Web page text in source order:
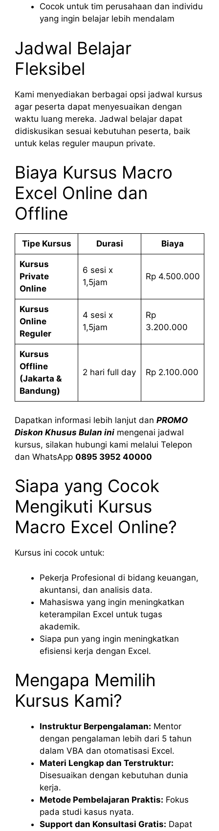
Cocok untuk tim perusahaan dan individu
yang ingin belajar lebih mendalam
Jadwal Belajar
Fleksibel
Kami menyediakan berbagai opsi jadwal kursus
agar peserta dapat menyesuaikan dengan
waktu luang mereka. Jadwal belajar dapat
didiskusikan sesuai kebutuhan peserta, baik
untuk kelas reguler maupun private.
Biaya Kursus Macro
Excel Online dan
Offline
Tipe Kursus Durasi Biaya
Kursus
Private
Online
6 sesi x
1,5jam
Rp 4.500.000
Kursus
Online
Reguler
4 sesi x
1,5jam
Rp
3.200.000
Kursus
Offline
(Jakarta &
Bandung)
2 hari full day Rp 2.100.000
Dapatkan informasi lebih lanjut dan PROMO
Diskon Khusus Bulan ini mengenai jadwal
kursus, silakan hubungi kami melalui Telepon
dan WhatsApp 0895 3952 40000
Siapa yang Cocok
Mengikuti Kursus
Macro Excel Online?
Kursus ini cocok untuk:
Pekerja Profesional di bidang keuangan,
akuntansi, dan analisis data.
Mahasiswa yang ingin meningkatkan
keterampilan Excel untuk tugas
akademik.
Siapa pun yang ingin meningkatkan
efisiensi kerja dengan Excel.
Mengapa Memilih
Kursus Kami?
Instruktur Berpengalaman: Mentor
dengan pengalaman lebih dari 5 tahun
dalam VBA dan otomatisasi Excel.
Materi Lengkap dan Terstruktur:
Disesuaikan dengan kebutuhan dunia
kerja.
Metode Pembelajaran Praktis: Fokus
pada studi kasus nyata.
Support dan Konsultasi Gratis: Dapat